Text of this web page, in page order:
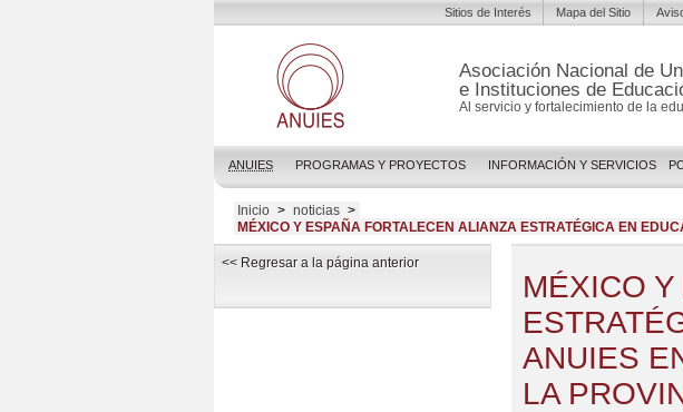
Asociación Nacional de
e Instituciones de
Al servicio y fortalecimiento de la
ANUIES PROGRAMAS Y PROYECTOS INFORMACIÓN Y SERVICIOS
Sitios de Interés Mapa del Sitio
Inicio > noticias >
MÉXICO Y ESPAÑA FORTALECEN ALIANZA ESTRATÉGICA EN
<< Regresar a la página anterior
MÉXICO
ANUIES
LA